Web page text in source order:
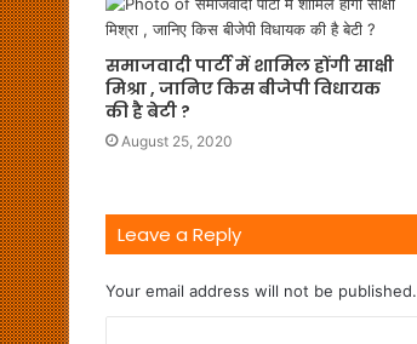
समाजवादी पार्टी में शामिल होंगी साक्षी
मिश्रा , जानिए किस बीजेपी विधायक
की है बेटी ?
August 25, 2020
Leave a Reply
Your email address will not be published.